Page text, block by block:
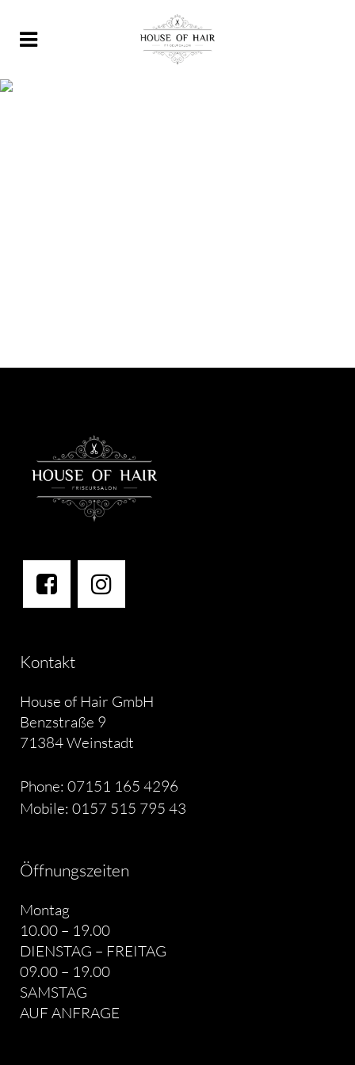
Kontakt
House of Hair GmbH
Benzstraße 9
71384 Weinstadt
Phone: 07151 165 4296
Mobile: 0157 515 795 43
Öffnungszeiten
Montag
10.00 – 19.00
DIENSTAG – FREITAG
09.00 – 19.00
SAMSTAG
AUF ANFRAGE